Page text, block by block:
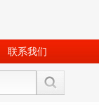
联系我们